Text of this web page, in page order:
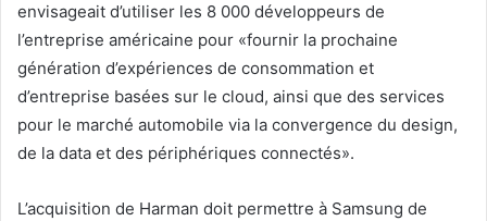
envisageait d’utiliser les 8 000 développeurs de
l’entreprise américaine pour «fournir la prochaine
génération d’expériences de consommation et
d’entreprise basées sur le cloud, ainsi que des services
pour le marché automobile via la convergence du design,
de la data et des périphériques connectés».
L’acquisition de Harman doit permettre à Samsung de